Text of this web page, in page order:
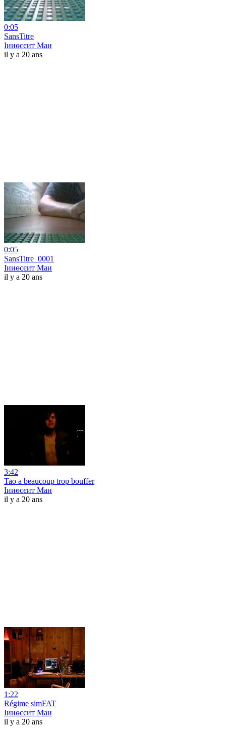
0:05
SansTitre
Іииѳсєит Маи
il y a 20 ans
0:05
SansTitre_0001
Іииѳсєит Маи
il y a 20 ans
3:42
Tao a beaucoup trop bouffer
Іииѳсєит Маи
il y a 20 ans
1:22
Régime simFAT
Іииѳсєит Маи
il y a 20 ans